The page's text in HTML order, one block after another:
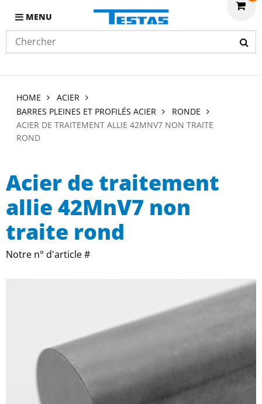
MENU
HOME
ACIER
BARRES PLEINES ET PROFILÉS ACIER
RONDE
ACIER DE TRAITEMENT ALLIE 42MNV7 NON TRAITE
ROND
Acier de traitement
allie 42MnV7 non
traite rond
Notre n° d'article #